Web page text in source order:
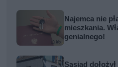
Najemca nie
mieszkania.
genialnego!
Sąsiad